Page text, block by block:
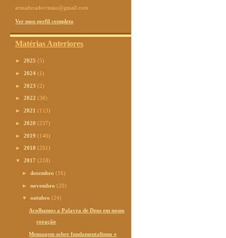
armaduradocristao@gmail.com
Ver meu perfil completo
Matérias Anteriores
► 2025 (5)
► 2024 (1)
► 2023 (2)
► 2022 (36)
► 2021 (113)
► 2020 (237)
► 2019 (146)
► 2018 (261)
▼ 2017 (218)
►dezembro(16)
►novembro(20)
▼outubro(24)
Acolhamos a Palavra de Deus em nosso
coração
Mensagem sobre fundamentalismo e